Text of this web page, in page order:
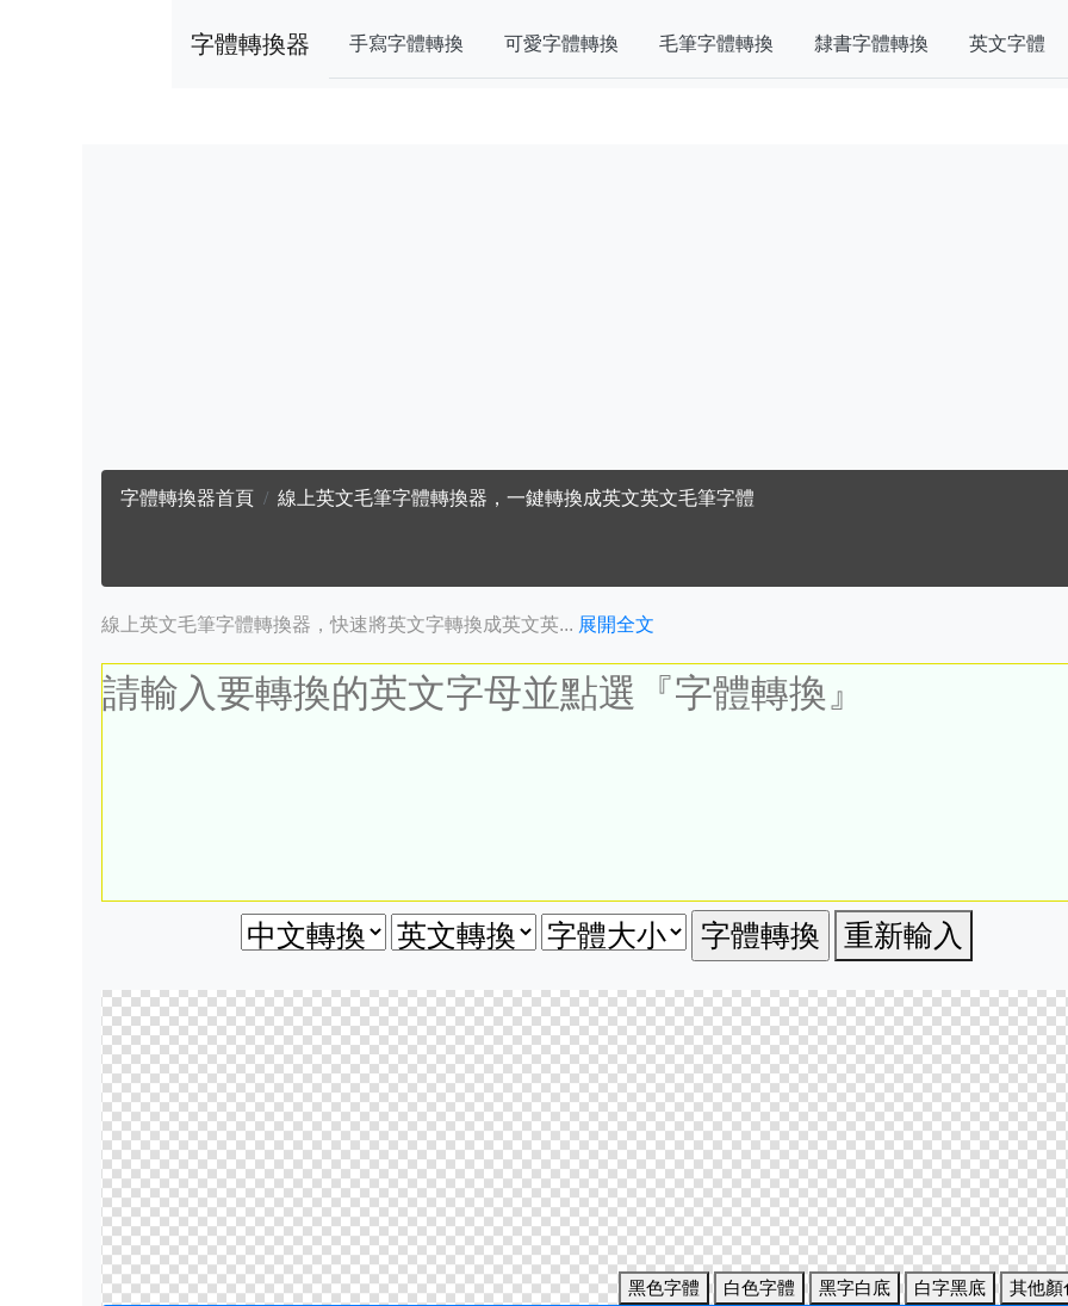
字體轉換器 手寫字體轉換 可愛字體轉換 毛筆字體轉換 隸書字體轉換 英文字體
字體轉換器首頁 線上英文毛筆字體轉換器，一鍵轉換成英文英文毛筆字體
線上英文毛筆字體轉換器，快速將英文字轉換成英文英... 展開全文
重新輸入
黑色字體 白色字體 黑字白底 白字黑底 其他